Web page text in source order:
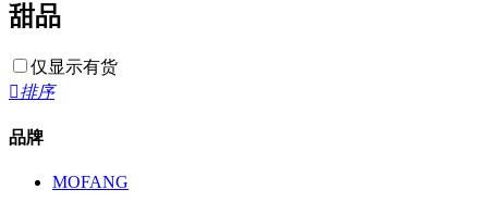
甜品
仅显示有货
排序
品牌
MOFANG